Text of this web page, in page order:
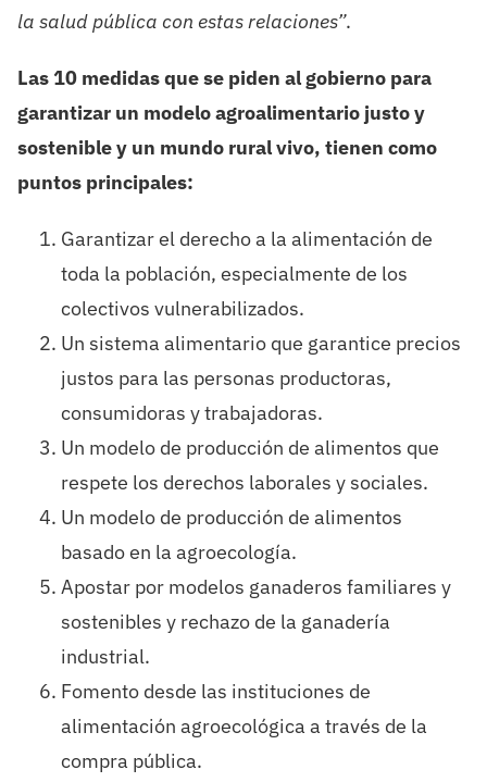
la salud pública con estas relaciones”.
Las 10 medidas que se piden al gobierno para
garantizar un modelo agroalimentario justo y
sostenible y un mundo rural vivo, tienen como
puntos principales:
Garantizar el derecho a la alimentación de
toda la población, especialmente de los
colectivos vulnerabilizados.
Un sistema alimentario que garantice precios
justos para las personas productoras,
consumidoras y trabajadoras.
Un modelo de producción de alimentos que
respete los derechos laborales y sociales.
Un modelo de producción de alimentos
basado en la agroecología.
Apostar por modelos ganaderos familiares y
sostenibles y rechazo de la ganadería
industrial.
Fomento desde las instituciones de
alimentación agroecológica a través de la
compra pública.